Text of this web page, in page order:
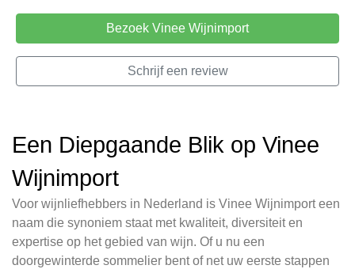
Bezoek Vinee Wijnimport
Schrijf een review
Een Diepgaande Blik op Vinee
Wijnimport
Voor wijnliefhebbers in Nederland is Vinee Wijnimport een
naam die synoniem staat met kwaliteit, diversiteit en
expertise op het gebied van wijn. Of u nu een
doorgewinterde sommelier bent of net uw eerste stappen